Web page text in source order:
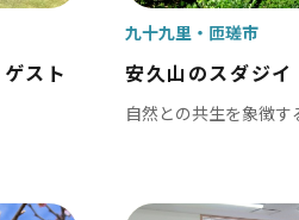
/ 岡本桟橋 / 館山 / いすみ鉄道
スト
安久山のスダジイ
自然との共生を象徴す
九十九里 匝瑳市